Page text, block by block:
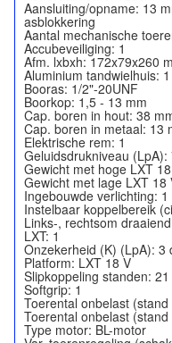
Aansluiting/opname: 13
asblokkering
Aantal mechanische
Accubeveiliging: 1
Afm. lxbxh: 172x79x260
Aluminium tandwielhuis: 1
Booras: 1/2"-20UNF
Boorkop: 1,5 - 13 mm
Cap. boren in hout: 38
Cap. boren in metaal: 13
Elektrische rem: 1
Geluidsdrukniveau (LpA):
Gewicht met hoge LXT
Gewicht met lage LXT 18
Ingebouwde verlichting: 1
Instelbaar koppelbereik
Links-, rechtsom
LXT: 1
Onzekerheid (K) (LpA): 3
Platform: LXT 18 V
Slipkoppeling standen:
Softgrip: 1
Toerental onbelast
Toerental onbelast
Type motor: BL-motor